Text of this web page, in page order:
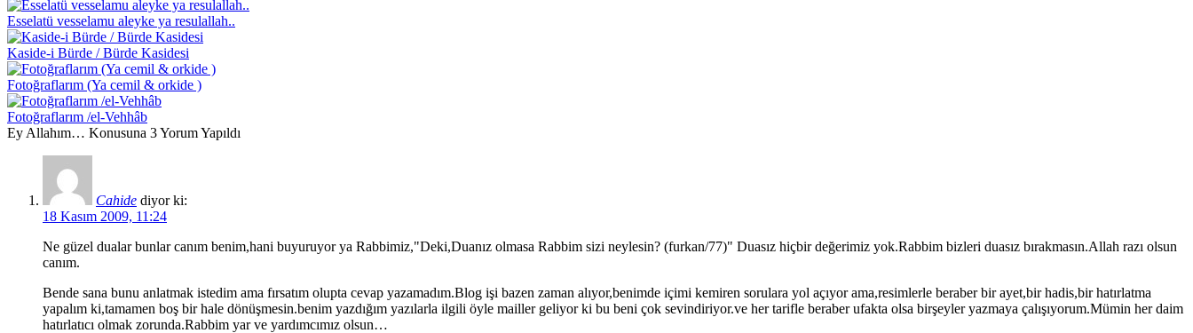
Esselatü vesselamu aleyke ya resulallah..
Kaside-i Bürde / Bürde Kasidesi
Fotoğraflarım (Ya cemil & orkide )
Fotoğraflarım /el-Vehhâb
Ey Allahım… Konusuna 3 Yorum Yapıldı
Cahide diyor ki:
18 Kasım 2009, 11:24
Ne güzel dualar bunlar canım benim,hani buyuruyor ya Rabbimiz,"Deki,Duanız olmasa Rabbim sizi neylesin? (furkan/77)" Duasız hiçbir değerimiz yok.Rabbim bizleri duasız bırakmasın.Allah razı olsun
canım.
Bende sana bunu anlatmak istedim ama fırsatım olupta cevap yazamadım.Blog işi bazen zaman alıyor,benimde içimi kemiren sorulara yol açıyor ama,resimlerle beraber bir ayet,bir hadis,bir hatırlatma
yapalım ki,tamamen boş bir hale dönüşmesin.benim yazdığım yazılarla ilgili öyle mailler geliyor ki bu beni çok sevindiriyor.ve her tarifle beraber ufakta olsa birşeyler yazmaya çalışıyorum.Mümin her daim
hatırlatıcı olmak zorunda.Rabbim yar ve yardımcımız olsun…